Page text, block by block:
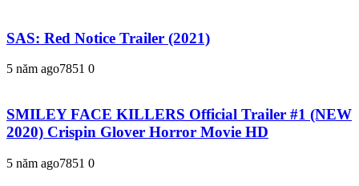
SAS: Red Notice Trailer (2021)
5 năm ago7851 0
SMILEY FACE KILLERS Official Trailer #1 (NEW
2020) Crispin Glover Horror Movie HD
5 năm ago7851 0